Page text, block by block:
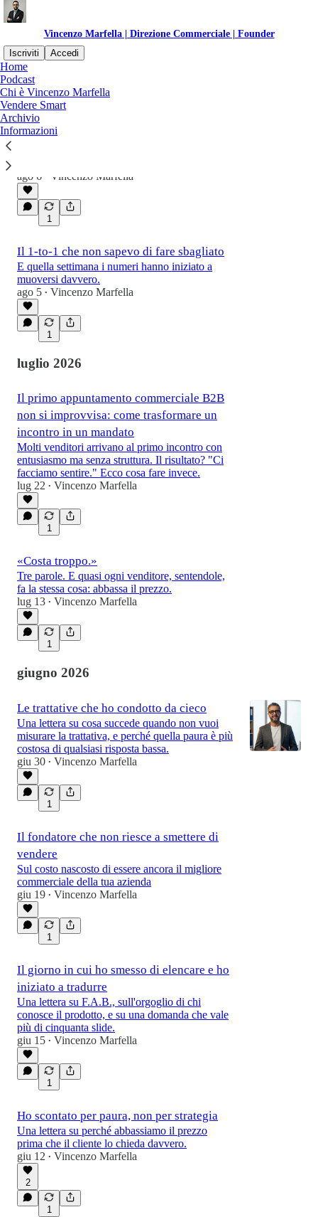
Vincenzo Marfella | Direzione Commerciale | Founder
Iscriviti
Accedi
Home
Podcast
Chi è Vincenzo Marfella
Vendere Smart
Archivio
Informazioni
Ultime Il meglio di
Hai un premio che ti aspetta (gratis)
ago 6
Vincenzo Marfella
1
Il 1-to-1 che non sapevo di fare sbagliato
E quella settimana i numeri hanno iniziato a
muoversi davvero.
ago 5 • Vincenzo Marfella
1
luglio 2026
Il primo appuntamento commerciale B2B
non si improvvisa: come trasformare un
incontro in un mandato
Molti venditori arrivano al primo incontro con
entusiasmo ma senza struttura. Il risultato? "Ci
facciamo sentire." Ecco cosa fare invece.
lug 22 • Vincenzo Marfella
1
«Costa troppo.»
Tre parole. E quasi ogni venditore, sentendole,
fa la stessa cosa: abbassa il prezzo.
lug 13 • Vincenzo Marfella
1
giugno 2026
Le trattative che ho condotto da cieco
Una lettera su cosa succede quando non vuoi
misurare la trattativa, e perché quella paura è più
costosa di qualsiasi risposta bassa.
giu 30 • Vincenzo Marfella
1
Il fondatore che non riesce a smettere di
vendere
Sul costo nascosto di essere ancora il migliore
commerciale della tua azienda
giu 19 • Vincenzo Marfella
1
Il giorno in cui ho smesso di elencare e ho
iniziato a tradurre
Una lettera su F.A.B., sull'orgoglio di chi
conosce il prodotto, e su una domanda che vale
più di cinquanta slide.
giu 15 • Vincenzo Marfella
1
Ho scontato per paura, non per strategia
Una lettera su perché abbassiamo il prezzo
prima che il cliente lo chieda davvero.
giu 12 • Vincenzo Marfella
2
1